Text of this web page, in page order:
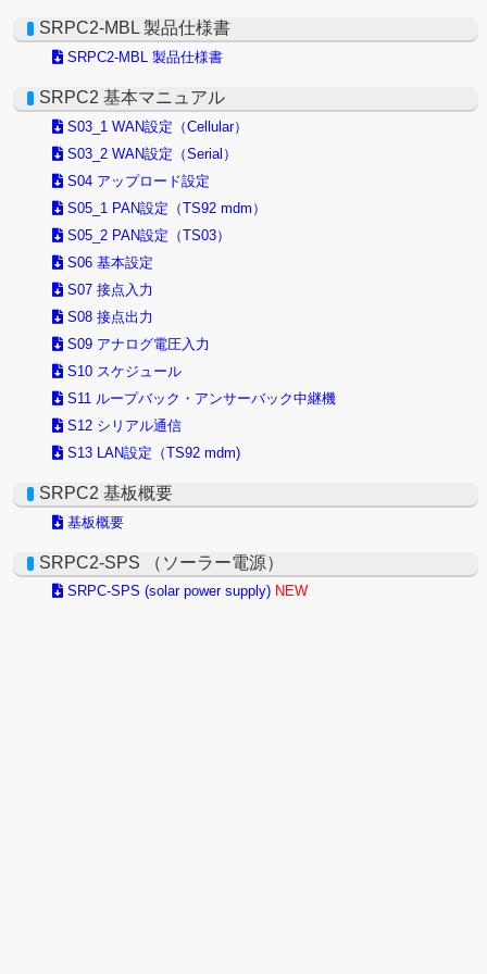
SRPC2-MBL 製品仕様書
SRPC2-MBL 製品仕様書
SRPC2 基本マニュアル
S03_1 WAN設定（Cellular）
S03_2 WAN設定（Serial）
S04 アップロード設定
S05_1 PAN設定（TS92 mdm）
S05_2 PAN設定（TS03）
S06 基本設定
S07 接点入力
S08 接点出力
S09 アナログ電圧入力
S10 スケジュール
S11 ループバック・アンサーバック中継機
S12 シリアル通信
S13 LAN設定（TS92 mdm)
SRPC2 基板概要
基板概要
SRPC2-SPS （ソーラー電源）
SRPC-SPS (solar power supply) NEW